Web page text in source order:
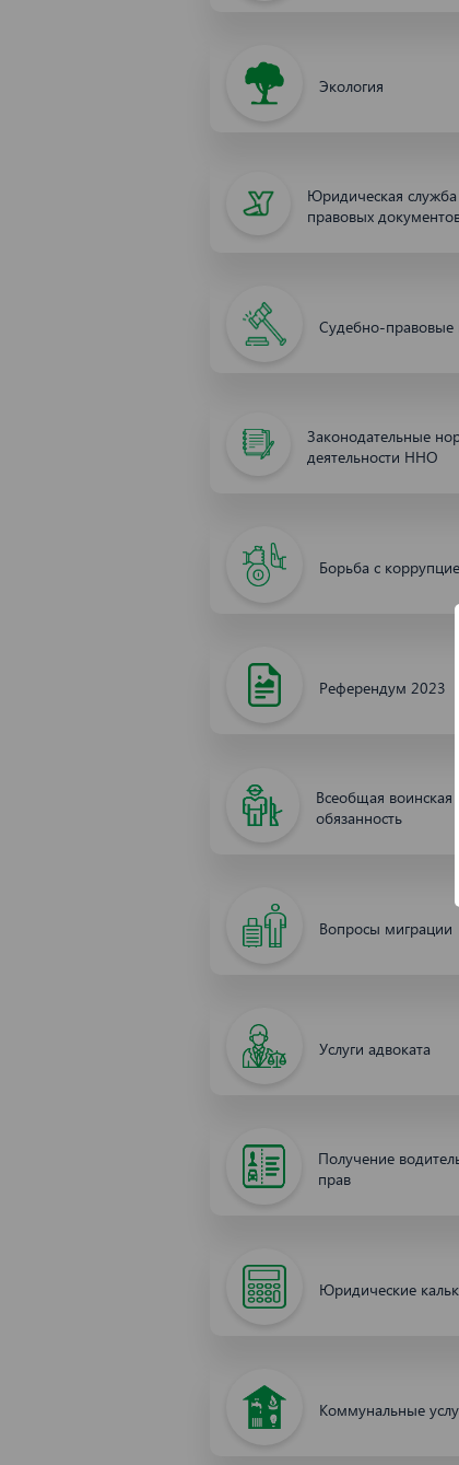
Экология
Юридическая
правовых
Судебно-правовые
Законодательные
деятельности ННО
Борьба с
Референдум 2023
Всеобщая воинская
обязанность
Вопросы миграции
Услуги адвоката
Получение
прав
Юридические
Коммунальные